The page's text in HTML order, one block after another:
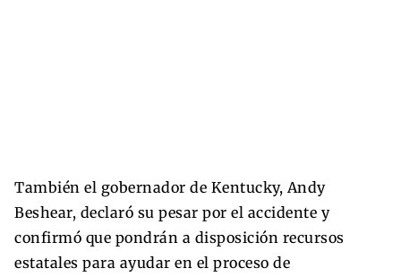
También el gobernador de Kentucky, Andy
Beshear, declaró su pesar por el accidente y
confirmó que pondrán a disposición recursos
estatales para ayudar en el proceso de